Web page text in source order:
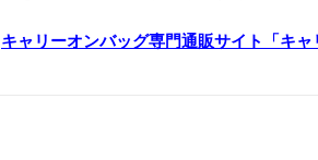
キャリーオンバッグ専門通販サイト「キャ